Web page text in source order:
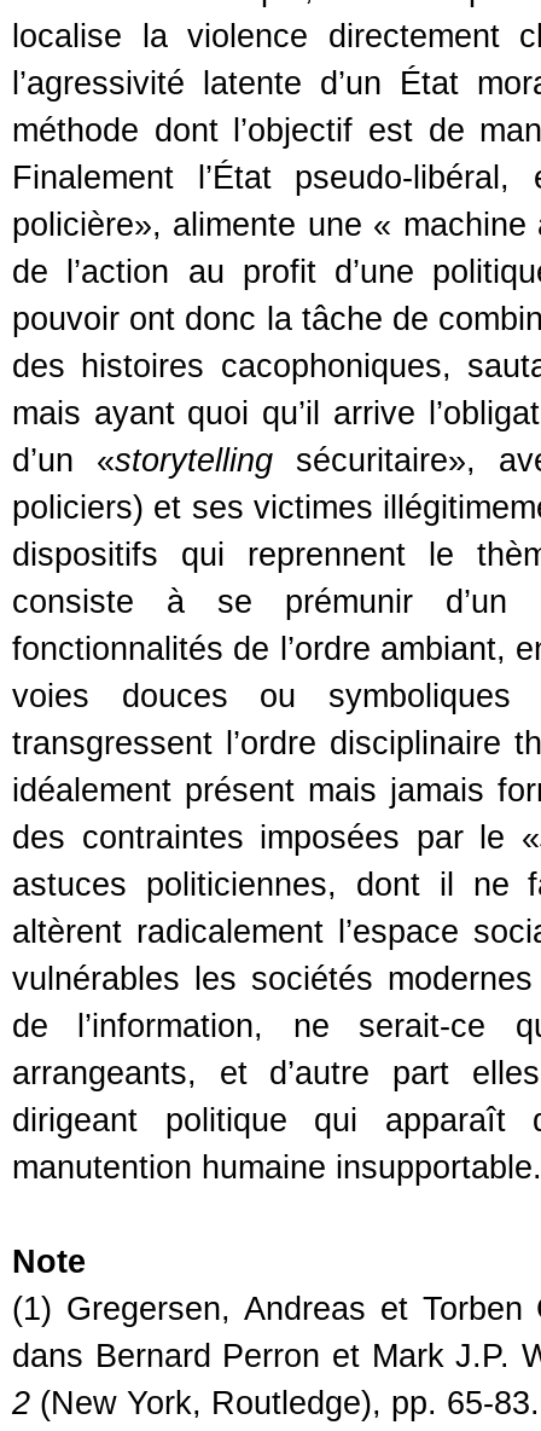
localise la violence directement
l’agressivité latente d’un État
méthode dont l’objectif est de
Finalement l’État pseudo-
policière», alimente une «
de l’action au profit d’une
pouvoir ont donc la tâche de
des histoires cacophoniques,
mais ayant quoi qu’il arrive
d’un «storytellingsécuritaire»,
policiers) et ses victimes
dispositifs qui reprennent le
consiste à se prémunir d’un
fonctionnalités de l’ordre ambiant,
voies douces ou
transgressent l’ordre disciplinaire
idéalement présent mais jamais
des contraintes imposées par le «
astuces politiciennes, dont il ne
altèrent radicalement l’espace
vulnérables les sociétés
de l’information, ne serait-ce
arrangeants, et d’autre part
dirigeant politique qui apparaît
manutention humaine insupportable.
Note
(1) Gregersen, Andreas et
dans Bernard Perron et Mark J.P.
2 (New York, Routledge), pp. 65-83.